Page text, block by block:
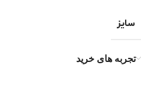
سایز
تجربه های خرید